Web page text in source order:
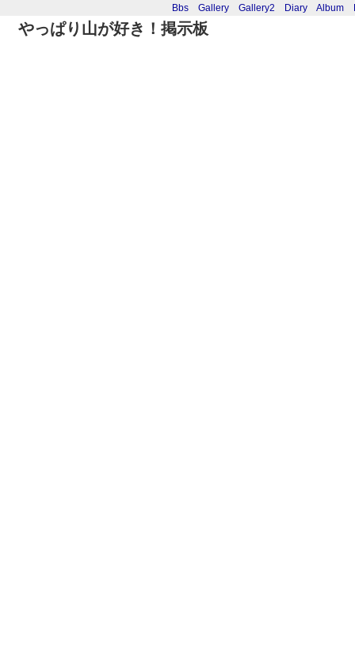
Bbs Gallery Gallery2 Diary Album
やっぱり山が好き！掲示板